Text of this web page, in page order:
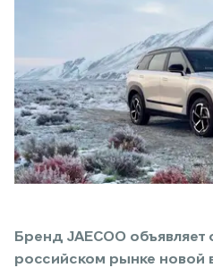
Бренд JAECOO
российском рынке новой